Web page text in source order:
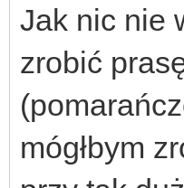
Jak nic nie
zrobić
mógłbym